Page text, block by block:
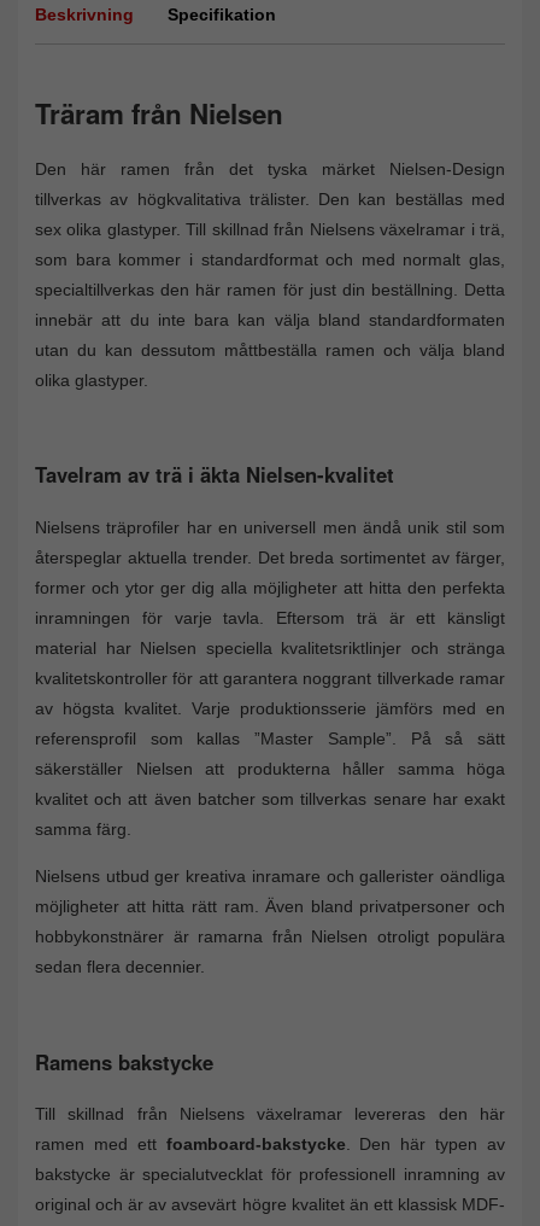
Beskrivning Specifikation
Träram från Nielsen
Den här ramen från det tyska märket Nielsen-Design
tillverkas av högkvalitativa trälister. Den kan beställas med
sex olika glastyper. Till skillnad från Nielsens växelramar i trä,
som bara kommer i standardformat och med normalt glas,
specialtillverkas den här ramen för just din beställning. Detta
innebär att du inte bara kan välja bland standardformaten
utan du kan dessutom måttbeställa ramen och välja bland
olika glastyper.
Tavelram av trä i äkta Nielsen-kvalitet
Nielsens träprofiler har en universell men ändå unik stil som
återspeglar aktuella trender. Det breda sortimentet av färger,
former och ytor ger dig alla möjligheter att hitta den perfekta
inramningen för varje tavla. Eftersom trä är ett känsligt
material har Nielsen speciella kvalitetsriktlinjer och stränga
kvalitetskontroller för att garantera noggrant tillverkade ramar
av högsta kvalitet. Varje produktionsserie jämförs med en
referensprofil som kallas ”Master Sample”. På så sätt
säkerställer Nielsen att produkterna håller samma höga
kvalitet och att även batcher som tillverkas senare har exakt
samma färg.
Nielsens utbud ger kreativa inramare och gallerister oändliga
möjligheter att hitta rätt ram. Även bland privatpersoner och
hobbykonstnärer är ramarna från Nielsen otroligt populära
sedan flera decennier.
Ramens bakstycke
Till skillnad från Nielsens växelramar levereras den här
ramen med ett foamboard-bakstycke. Den här typen av
bakstycke är specialutvecklat för professionell inramning av
original och är av avsevärt högre kvalitet än ett klassisk MDF-